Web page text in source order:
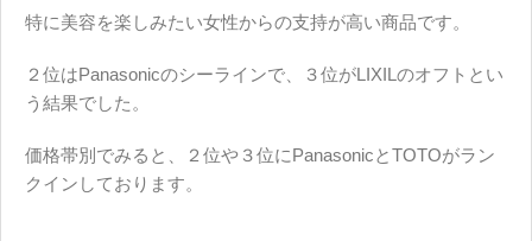
特に美容を楽しみたい女性からの支持が高い商品です。
２位はPanasonicのシーラインで、３位がLIXILのオフトとい
う結果でした。
価格帯別でみると、２位や３位にPanasonicとTOTOがラン
クインしております。